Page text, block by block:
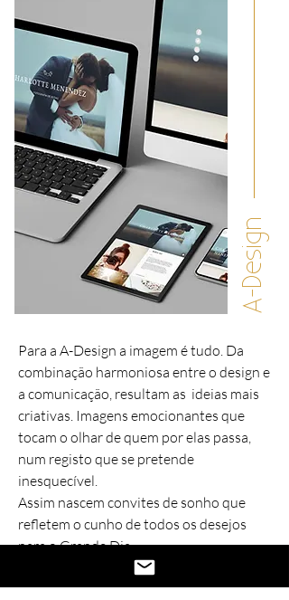
A-Design
Para a A-Design a imagem é tudo. Da
combinação harmoniosa entre o design e
a comunicação, resultam as ideias mais
criativas. Imagens emocionantes que
tocam o olhar de quem por elas passa,
num registo que se pretende
inesquecível.
Assim nascem convites de sonho que
refletem o cunho de todos os desejos
para o Grande Dia.